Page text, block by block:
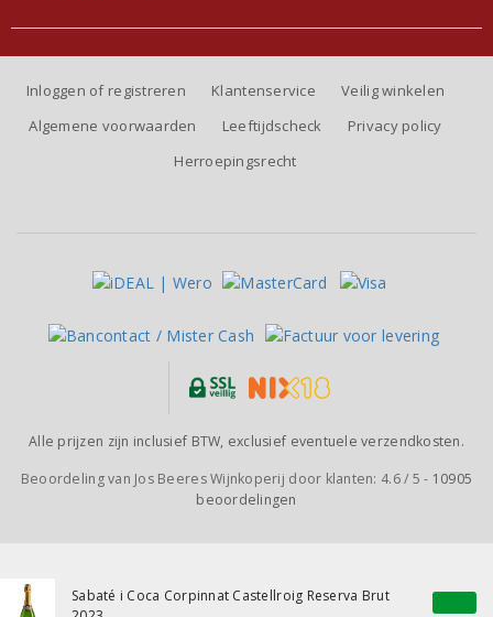
Sabaté i Coca Corpinnat Castellroig Reserva Brut
Inloggen of registreren Klantenservice
Veilig winkelen
Algemene voorwaarden
Leeftijdscheck
Privacy policy
Herroepingsrecht
Alle prijzen zijn inclusief BTW, exclusief eventuele verzendkosten.
Beoordeling van Jos Beeres Wijnkoperij door klanten: 4.6/ 5 - 10905
beoordelingen